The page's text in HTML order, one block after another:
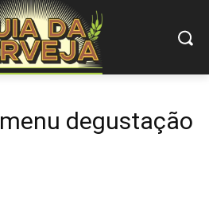
menu degustação